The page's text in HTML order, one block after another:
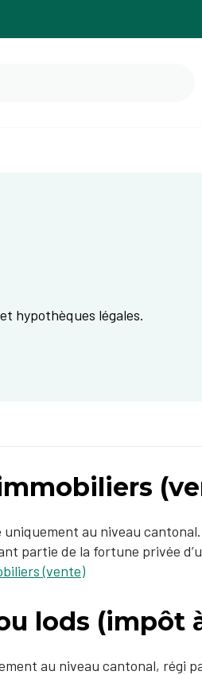
hypothèques légales.
uniquement au niveau
partie de la fortune privée
(vente)
lods (impôt
au niveau cantonal, régi